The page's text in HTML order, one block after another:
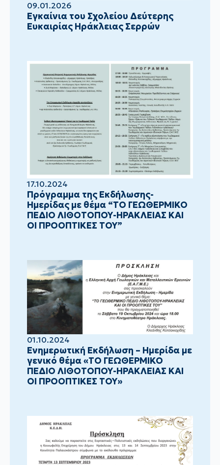
09.01.2026
Eγκαίνια του Σχολείου Δεύτερης
Ευκαιρίας Ηράκλειας Σερρών
17.10.2024
Πρόγραμμα της Εκδήλωσης-
Ημερίδας με θέμα “ΤΟ ΓΕΩΘΕΡΜΙΚΟ
ΠΕΔΙΟ ΛΙΘΟΤΟΠΟΥ-ΗΡΑΚΛΕΙΑΣ ΚΑΙ
ΟΙ ΠΡΟΟΠΤΙΚΕΣ ΤΟΥ”
01.10.2024
Ενημερωτική Εκδήλωση – Ημερίδα με
γενικό θέμα «ΤΟ ΓΕΩΘΕΡΜΙΚΟ
ΠΕΔΙΟ ΛΙΘΟΤΟΠΟΥ-ΗΡΑΚΛΕΙΑΣ ΚΑΙ
ΟΙ ΠΡΟΟΠΤΙΚΕΣ ΤΟΥ»